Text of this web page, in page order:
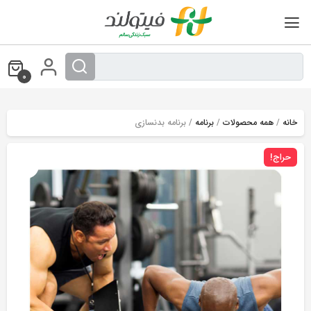
0
خانه / همه محصولات / برنامه / برنامه بدنسازی
حراج!